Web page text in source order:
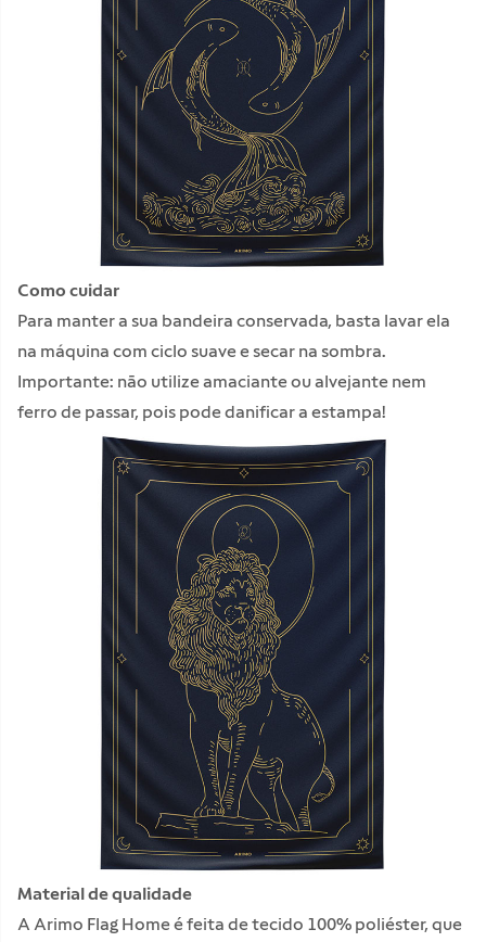
Como cuidar
Para manter a sua bandeira conservada, basta lavar ela
na máquina com ciclo suave e secar na sombra.
Importante: não utilize amaciante ou alvejante nem
ferro de passar, pois pode danificar a estampa!
Material de qualidade
A Arimo Flag Home é feita de tecido 100% poliéster, que